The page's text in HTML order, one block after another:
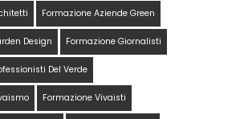
Formazione Aziende Green
Design Formazione Giornalisti
Del Verde
Formazione Vivaisti